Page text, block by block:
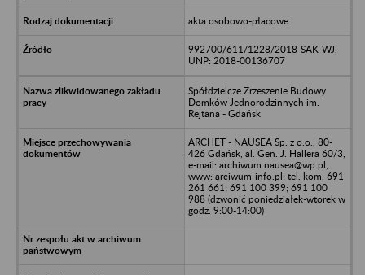
akta osobowo-płacowe
992700/611/1228/2018-SAK-WJ,
UNP: 2018-00136707
Spółdzielcze Zrzeszenie Budowy
Domków Jednorodzinnych im.
Rejtana - Gdańsk
ARCHET - NAUSEA Sp. z o.o., 80-
426 Gdańsk, al. Gen. J. Hallera 60/3,
e-mail: archiwum.nausea@wp.pl,
www: arciwum-info.pl; tel. kom. 691
261 661; 691 100 399; 691 100
988 (dzwonić poniedziałek-wtorek w
godz. 9:00-14:00)